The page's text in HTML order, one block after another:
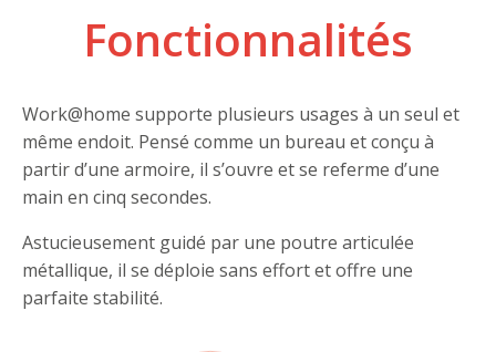
Fonctionnalités
Work@home supporte plusieurs usages à un seul et
même endoit. Pensé comme un bureau et conçu à
partir d’une armoire, il s’ouvre et se referme d’une
main en cinq secondes.
Astucieusement guidé par une poutre articulée
métallique, il se déploie sans effort et offre une
parfaite stabilité.